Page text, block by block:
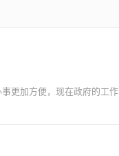
更加方便，现在政府的工作